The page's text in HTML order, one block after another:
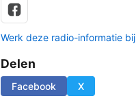
Werk deze radio-informatie bij
Delen
Facebook X